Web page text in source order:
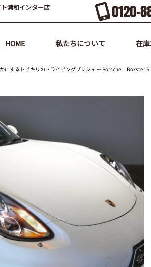
浦和インター店
0120-
HOME 私たちについて 在
にするトビキリのドライビングプレジャー Porsche Boxster